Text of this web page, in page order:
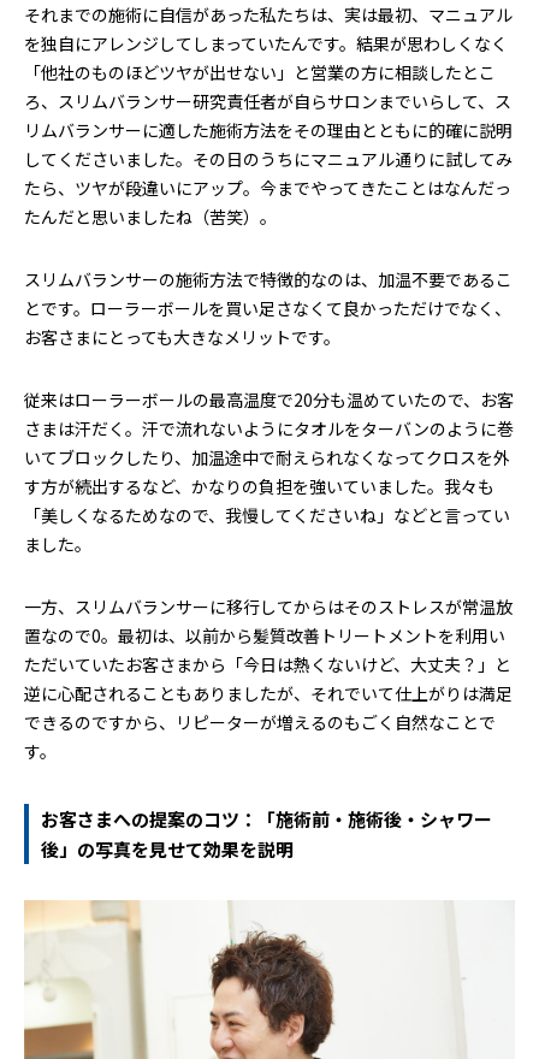
それまでの施術に自信があった私たちは、実は最初、マニュアル
を独自にアレンジしてしまっていたんです。結果が思わしくなく
「他社のものほどツヤが出せない」と営業の方に相談したとこ
ろ、スリムバランサー研究責任者が自らサロンまでいらして、ス
リムバランサーに適した施術方法をその理由とともに的確に説明
してくださいました。その日のうちにマニュアル通りに試してみ
たら、ツヤが段違いにアップ。今までやってきたことはなんだっ
たんだと思いましたね（苦笑）。
スリムバランサーの施術方法で特徴的なのは、加温不要であるこ
とです。ローラーボールを買い足さなくて良かっただけでなく、
お客さまにとっても大きなメリットです。
従来はローラーボールの最高温度で20分も温めていたので、お客
さまは汗だく。汗で流れないようにタオルをターバンのように巻
いてブロックしたり、加温途中で耐えられなくなってクロスを外
す方が続出するなど、かなりの負担を強いていました。我々も
「美しくなるためなので、我慢してくださいね」などと言ってい
ました。
一方、スリムバランサーに移行してからはそのストレスが常温放
置なので0。最初は、以前から髪質改善トリートメントを利用い
ただいていたお客さまから「今日は熱くないけど、大丈夫？」と
逆に心配されることもありましたが、それでいて仕上がりは満足
できるのですから、リピーターが増えるのもごく自然なことで
す。
お客さまへの提案のコツ：「施術前・施術後・シャワー
後」の写真を見せて効果を説明